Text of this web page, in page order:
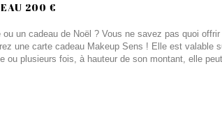
200 €
ou un cadeau de Noël ? Vous ne savez pas quoi
une carte cadeau Makeup Sens ! Elle est valable
ou plusieurs fois, à hauteur de son montant, elle